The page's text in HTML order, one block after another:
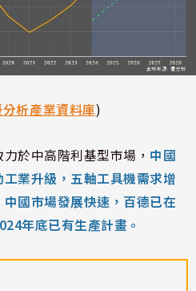
析產業資料庫)
於中高階利基型市場， 中國
業升級，五軸工具機需求增
國市場發展快速，百德已在
年底已有生產計畫。